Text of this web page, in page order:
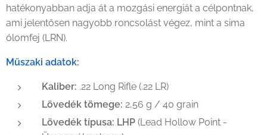
hatékonyabban adja át a mozgási energiát a célpontnak,
ami jelentősen nagyobb roncsolást végez, mint a sima
ólomfej (LRN).
Műszaki adatok:
Kaliber: .22 Long Rifle (.22 LR)
Lövedék tömege: 2,56 g / 40 grain
Lövedék típusa: LHP (Lead Hollow Point -